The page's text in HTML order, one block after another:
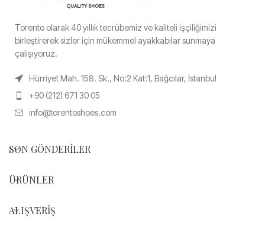
Torento olarak 40 yıllık tecrübemiz ve kaliteli işçiliğimizi
birleştirerek sizler için mükemmel ayakkabılar sunmaya
çalışıyoruz.
Hürriyet Mah. 158. Sk., No:2 Kat:1, Bağcılar, İstanbul
+90 (212) 671 30 05
info@torentoshoes.com
SON GÖNDERILER
ÜRÜNLER
ALIŞVERIŞ